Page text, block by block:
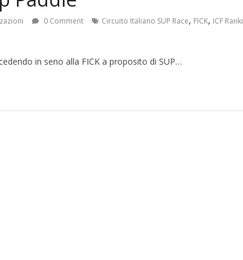
0 Comment Circuito Italiano SUP Race, FICK, ICF
in seno alla FICK a proposito di SUP…